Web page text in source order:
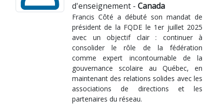
d'enseignement - Canada
Francis Côté a débuté son mandat de
président de la FQDE le 1er juillet 2025
avec un objectif clair : continuer à
consolider le rôle de la fédération
comme expert incontournable de la
gouvernance scolaire au Québec, en
maintenant des relations solides avec les
associations de directions et les
partenaires du réseau.